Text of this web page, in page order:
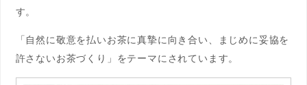
す。
「自然に敬意を払いお茶に真摯に向き合い、まじめに妥協を
許さないお茶づくり」をテーマにされています。